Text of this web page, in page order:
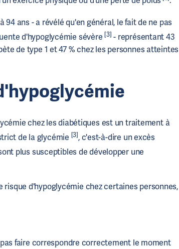
94 ans - a révélé qu'en général, le fait de ne pas
d'hypoglycémie sévère[3] - représentant 43
de type 1 et 47 % chez les personnes atteintes
chez les diabétiques est un traitement à
de la glycémie [3], c'est-à-dire un excès
plus susceptibles de développer une
d'hypoglycémie chez certaines personnes,
faire correspondre correctement le moment